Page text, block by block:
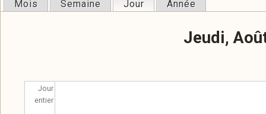
Onglets principaux
Mois Semaine Jour (onglet actif)
Année
Jeudi,
Jour
entier